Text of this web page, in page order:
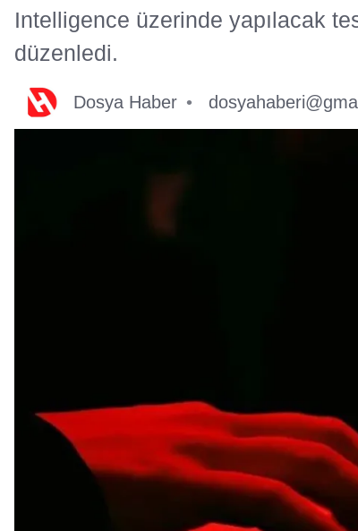
Intelligence üzerinde yapılacak
düzenledi.
Dosya Haber